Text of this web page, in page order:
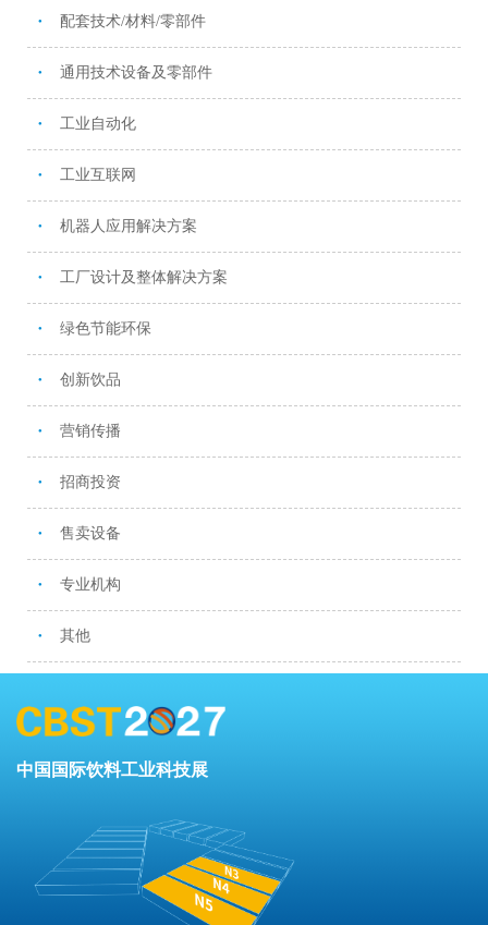
● 配套技术/材料/零部件
● 通用技术设备及零部件
● 工业自动化
● 工业互联网
● 机器人应用解决方案
● 工厂设计及整体解决方案
● 绿色节能环保
● 创新饮品
● 营销传播
● 招商投资
● 售卖设备
● 专业机构
● 其他
中国国际饮料工业科技展